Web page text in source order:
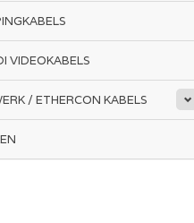
VIDEOKABELS
/ ETHERCON KABELS